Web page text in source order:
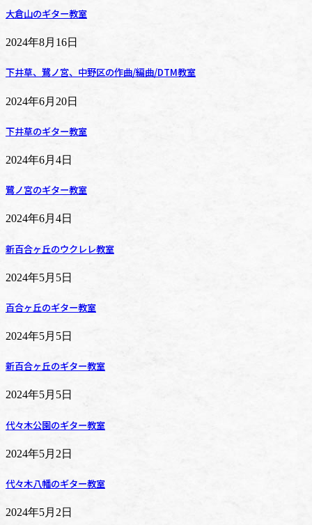
大倉山のギター教室
2024年8月16日
下井草、鷺ノ宮、中野区の作曲/編曲/DTM教室
2024年6月20日
下井草のギター教室
2024年6月4日
鷺ノ宮のギター教室
2024年6月4日
新百合ヶ丘のウクレレ教室
2024年5月5日
百合ヶ丘のギター教室
2024年5月5日
新百合ヶ丘のギター教室
2024年5月5日
代々木公園のギター教室
2024年5月2日
代々木八幡のギター教室
2024年5月2日